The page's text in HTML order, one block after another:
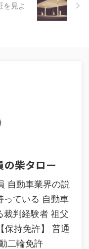
を見よ
の柴タロー
自動車業界の説
っている 自動車
裁判経験者 祖父
保持免許】 普通
二輪免許